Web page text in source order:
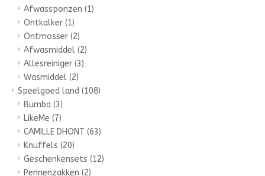
Afwassponzen (1)
Ontkalker (1)
Ontmosser (2)
Afwasmiddel (2)
Allesreiniger (3)
Wasmiddel (2)
Speelgoed land (108)
Bumba (3)
LikeMe (7)
CAMILLE DHONT (63)
Knuffels (20)
Geschenkensets (12)
Pennenzakken (2)